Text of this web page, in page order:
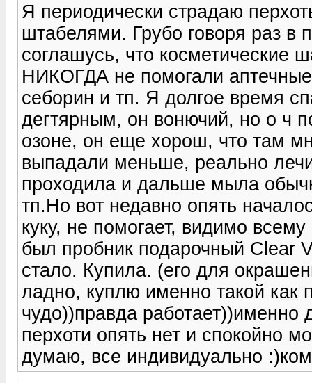
Я периодически страдаю
штабелями. Грубо говоря раз в
соглашусь, что
НИКОГДА не помогали
себорин и тп. Я долгое время
дегтярным, он вонючий, но о ч
озоне, он еще хорош, что там
выпадали меньше, реально
проходила и дальше мыла
тп.Но вот недавно опять
куку, не помогает, видимо
был пробник подарочный Clear
стало. Купила. (его для
ладно, куплю именно такой
чудо))правда
перхоти опять нет и спокойно
думаю, все индивидуально